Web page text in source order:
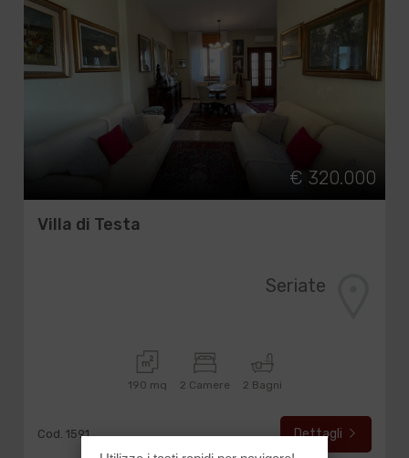
€ 320.000
Villa di Testa
Seriate
190 mq 2 Camere 2 Bagni
Cod. 1591 Dettagli